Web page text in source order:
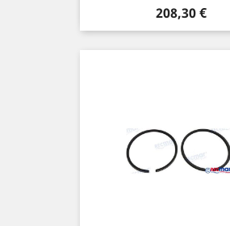
Prix
208,30 €